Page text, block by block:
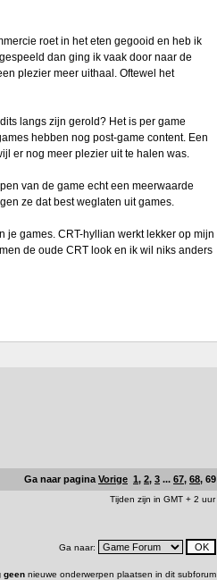
roet in het eten gegooid en heb ik
dan ging ik vaak door naar de
plezier meer uithaal. Oftewel het
langs zijn gerold? Het is per game
hebben nog post-game content. Een
er nog meer plezier uit te halen was.
van de game echt een meerwaarde
ze dat best weglaten uit games.
je games. CRT-hyllian werkt lekker op mijn
de oude CRT look en ik wil niks anders
Ga naar pagina Vorige 1, 2, 3 ... 67, 68, 69
Tijden zijn in GMT + 2 uur
Ga naar:
geen nieuwe onderwerpen plaatsen in dit subforum